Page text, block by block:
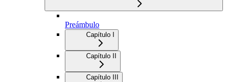
Preámbulo
Capítulo I
Capítulo II
Capítulo III